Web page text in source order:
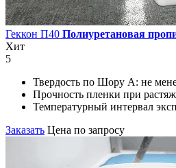
Геккон П40 Полиуретановая
Хит
5
Твердость по Шору А: не
Прочность пленки при
Температурный интервал
Заказать Цена по запросу